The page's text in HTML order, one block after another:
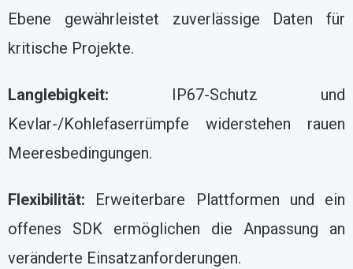
Ebene gewährleistet zuverlässige Daten für
kritische Projekte.
Langlebigkeit: IP67-Schutz und
Kevlar-/Kohlefaserrümpfe widerstehen rauen
Meeresbedingungen.
Flexibilität: Erweiterbare Plattformen und ein
offenes SDK ermöglichen die Anpassung an
veränderte Einsatzanforderungen.